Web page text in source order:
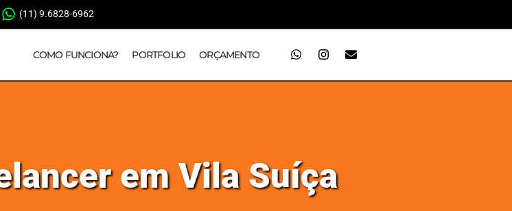
(11) 9.6828-6962
COMO FUNCIONA? PORTFOLIO ORÇAMENTO
em Vila Suíça